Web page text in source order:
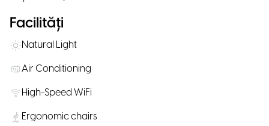
Facilități
Natural Light
Air Conditioning
High-Speed WiFi
Ergonomic chairs